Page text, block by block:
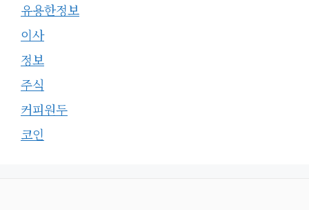
유용한정보
이사
정보
주식
커피원두
코인